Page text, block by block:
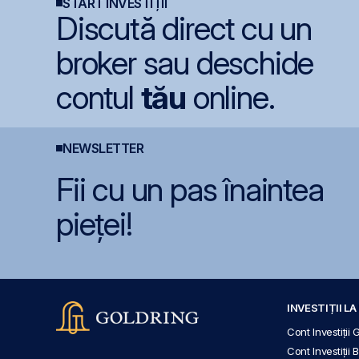
Discută direct cu un
broker sau deschide
contul tău online.
NEWSLETTER
Fii cu un pas înaintea
pieței!
INVESTIȚII LA
Cont Investiții
Cont Investiții